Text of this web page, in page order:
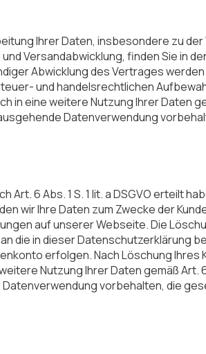
Ihrer Daten, insbesondere zu
Versandabwicklung, finden Sie in
Abwicklung des Vertrages
und handelsrechtlichen
in eine weitere Nutzung Ihrer Daten
Datenverwendung
Art. 6 Abs. 1 S. 1 lit. a DSGVO erteilt
wir Ihre Daten zum Zwecke der
auf unserer Webseite. Die
die in dieser Datenschutzerklärung
erfolgen. Nach Löschung
Nutzung Ihrer Daten gemäß Art.
vorbehalten, die